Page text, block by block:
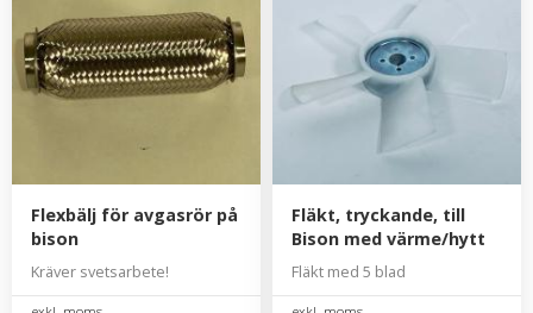
Flexbälj för avgasrör på
bison
Kräver svetsarbete!
Fläkt, tryckande, till
Bison med värme/hytt
Fläkt med 5 blad